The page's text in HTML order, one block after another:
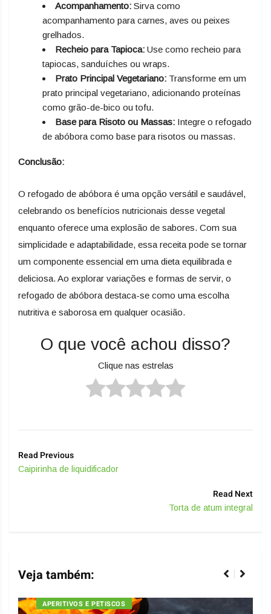
Acompanhamento: Sirva como
acompanhamento para carnes, aves ou peixes
grelhados.
Recheio para Tapioca: Use como recheio para
tapiocas, sanduíches ou wraps.
Prato Principal Vegetariano: Transforme em um
prato principal vegetariano, adicionando proteínas
como grão-de-bico ou tofu.
Base para Risoto ou Massas: Integre o refogado
de abóbora como base para risotos ou massas.
Conclusão:
O refogado de abóbora é uma opção versátil e saudável,
celebrando os benefícios nutricionais desse vegetal
enquanto oferece uma explosão de sabores. Com sua
simplicidade e adaptabilidade, essa receita pode se tornar
um componente essencial em uma dieta equilibrada e
deliciosa. Ao explorar variações e formas de servir, o
refogado de abóbora destaca-se como uma escolha
nutritiva e saborosa em qualquer ocasião.
O que você achou disso?
Clique nas estrelas
Read Previous
Caipirinha de liquidificador
Read Next
Torta de atum integral
Veja também:
APERITIVOS E PETISCOS